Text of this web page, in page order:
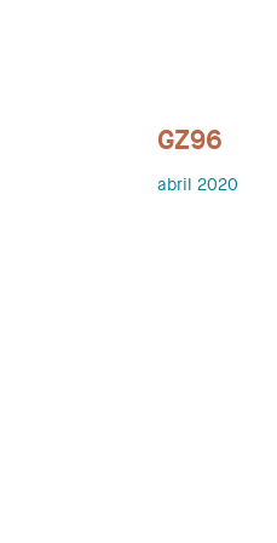
GZ96
abril 2020